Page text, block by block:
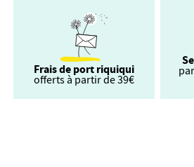
Frais de port riquiqui
offerts à partir de 39€